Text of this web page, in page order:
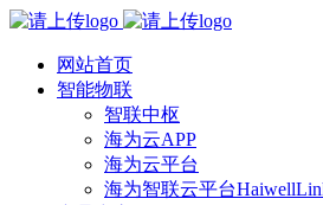
网站首页
智能物联
智联中枢
海为云APP
海为云平台
海为智联云平台